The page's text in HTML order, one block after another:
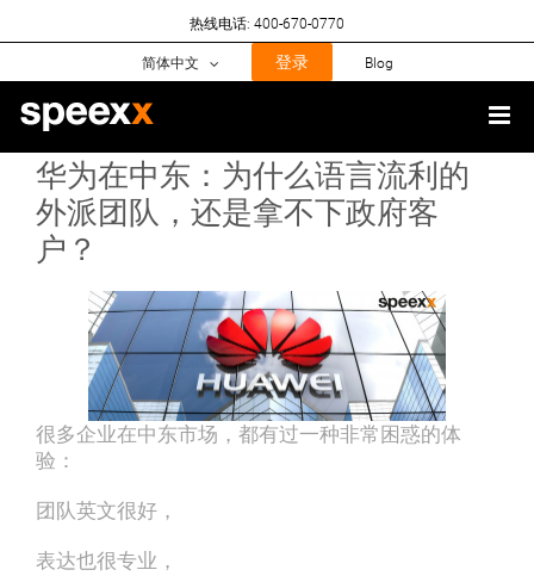
to
热线电话: 400-670-0770
简体中文 登录 Blog
华为在中东：为什么语言流利的
外派团队，还是拿不下政府客
户？
很多企业在中东市场，都有过一种非常困惑的体
验：
团队英文很好，
表达也很专业，